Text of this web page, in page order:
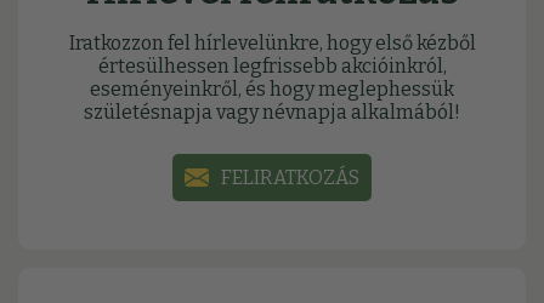
Iratkozzon fel hírlevelünkre, hogy első kézből
értesülhessen legfrissebb akcióinkról,
eseményeinkről, és hogy meglephessük
születésnapja vagy névnapja alkalmából!
FELIRATKOZÁS